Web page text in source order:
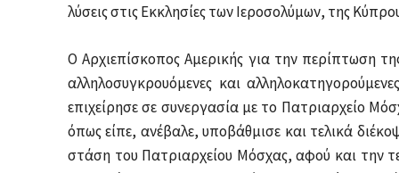
λύσεις στις Εκκλησίες των Ιεροσολύμων, της
Ο Αρχιεπίσκοπος Αμερικής για την περίπτωση
αλληλοσυγκρουόμενες και
επιχείρησε σε συνεργασία με το Πατριαρχείο
όπως είπε, ανέβαλε, υποβάθμισε και τελικά
στάση του Πατριαρχείου Μόσχας, αφού και την